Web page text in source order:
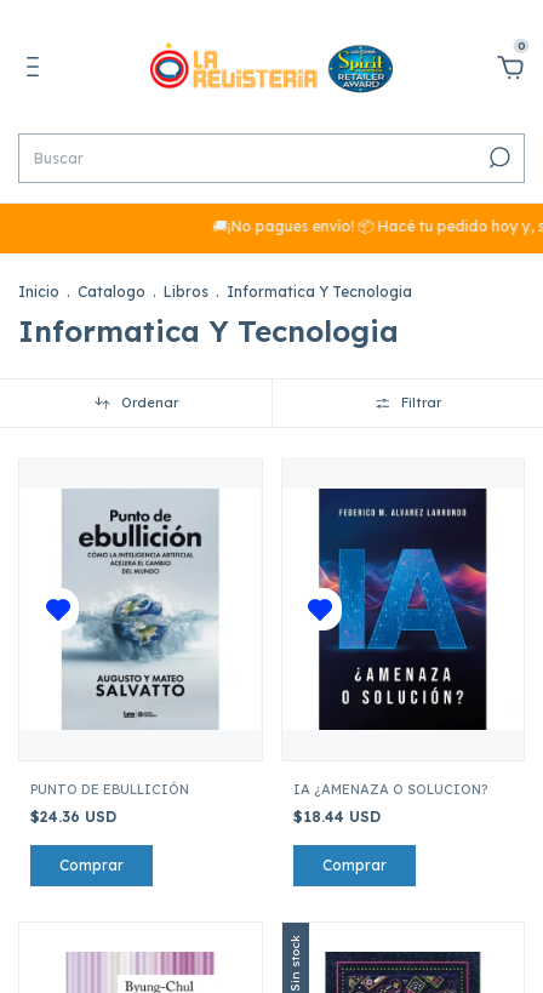
0
🚚¡No pagues envío! 📦 Hacé tu pedido hoy
Inicio . Catalogo . Libros . Informatica Y Tecnologia
Informatica Y Tecnologia
Ordenar Filtrar
PUNTO DE EBULLICIÓN
$24.36 USD
IA ¿AMENAZA O SOLUCION?
$18.44 USD
Sin stock